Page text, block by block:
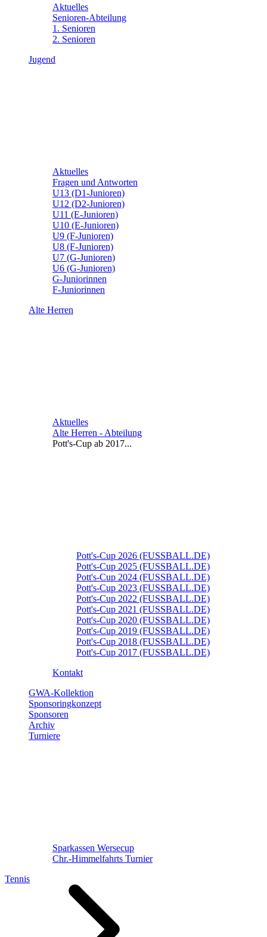
Aktuelles
Senioren-Abteilung
1. Senioren
2. Senioren
Jugend
Aktuelles
Fragen und Antworten
U13 (D1-Junioren)
U12 (D2-Junioren)
U11 (E-Junioren)
U10 (E-Junioren)
U9 (F-Junioren)
U8 (F-Junioren)
U7 (G-Junioren)
U6 (G-Junioren)
G-Juniorinnen
F-Juniorinnen
Alte Herren
Aktuelles
Alte Herren - Abteilung
Pott's-Cup ab 2017...
Pott's-Cup 2026 (FUSSBALL.DE)
Pott's-Cup 2025 (FUSSBALL.DE)
Pott's-Cup 2024 (FUSSBALL.DE)
Pott's-Cup 2023 (FUSSBALL.DE)
Pott's-Cup 2022 (FUSSBALL.DE)
Pott's-Cup 2021 (FUSSBALL.DE)
Pott's-Cup 2020 (FUSSBALL.DE)
Pott's-Cup 2019 (FUSSBALL.DE)
Pott's-Cup 2018 (FUSSBALL.DE)
Pott's-Cup 2017 (FUSSBALL.DE)
Kontakt
GWA-Kollektion
Sponsoringkonzept
Sponsoren
Archiv
Turniere
Sparkassen Wersecup
Chr.-Himmelfahrts Turnier
Tennis